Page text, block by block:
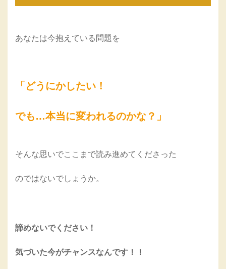
あなたは今抱えている問題を
「どうにかしたい！
でも…本当に変われるのかな？」
そんな思いでここまで読み進めてくださった
のではないでしょうか。
諦めないでください！
気づいた今がチャンスなんです！！